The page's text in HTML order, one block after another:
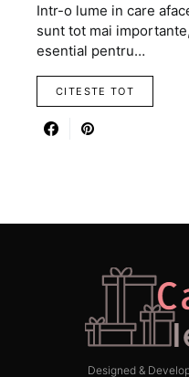
Intr-o lume in care
sunt tot mai
esential pentru…
CITESTE TOT
Designed &